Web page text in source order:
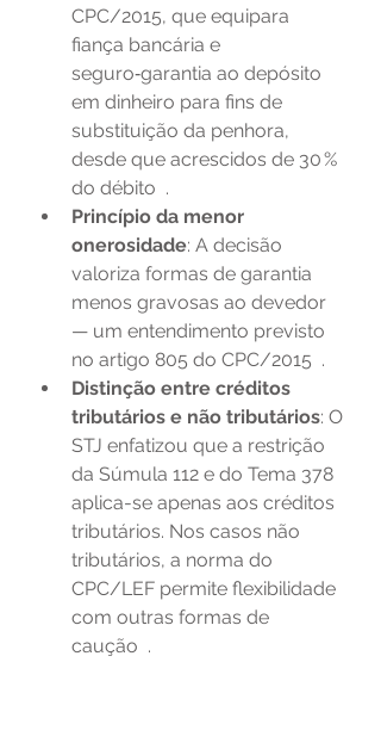
CPC/2015, que equipara
fiança bancária e
seguro‑garantia ao depósito
em dinheiro para fins de
substituição da penhora,
desde que acrescidos de 30 %
do débito  .
Princípio da menor
onerosidade: A decisão
valoriza formas de garantia
menos gravosas ao devedor
— um entendimento previsto
no artigo 805 do CPC/2015  .
Distinção entre créditos
tributários e não tributários: O
STJ enfatizou que a restrição
da Súmula 112 e do Tema 378
aplica-se apenas aos créditos
tributários. Nos casos não
tributários, a norma do
CPC/LEF permite flexibilidade
com outras formas de
caução  .